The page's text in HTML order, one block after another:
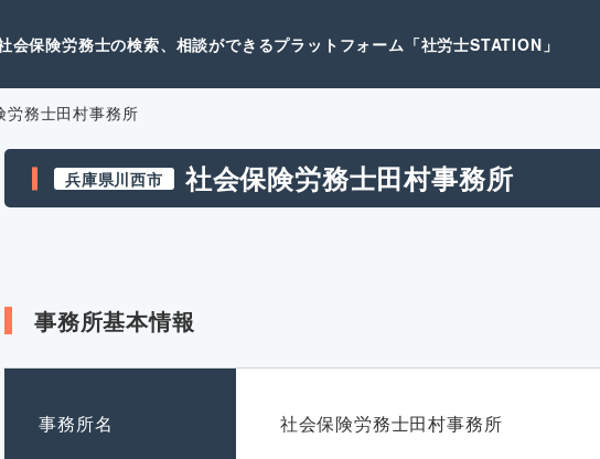
会保険労務士の検索、相談ができるプラットフォーム「社労士STATION」
労務士田村事務所
兵庫県川西市 社会保険労務士田村事務所
事務所基本情報
事務所名 社会保険労務士田村事務所